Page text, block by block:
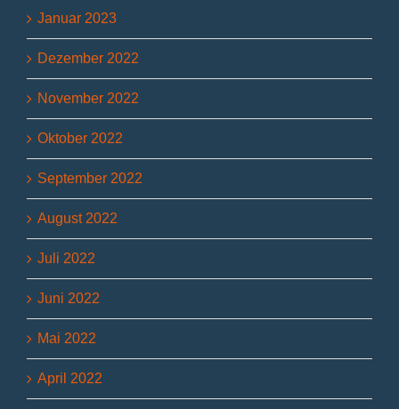
Januar 2023
Dezember 2022
November 2022
Oktober 2022
September 2022
August 2022
Juli 2022
Juni 2022
Mai 2022
April 2022